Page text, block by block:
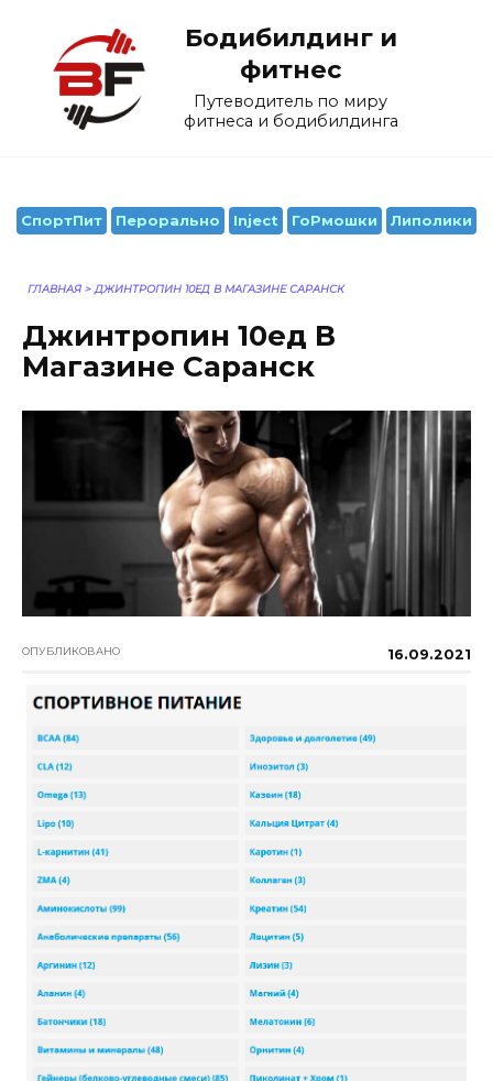
содержанию
Бодибилдинг и
фитнес
Путеводитель по миру
фитнеса и бодибилдинга
СпортПит Перорально Inject ГоРмошки Липолики
ГЛАВНАЯ > ДЖИНТРОПИН 10ЕД В МАГАЗИНЕ САРАНСК
Джинтропин 10ед В
Магазине Саранск
ОПУБЛИКОВАНО 16.09.2021